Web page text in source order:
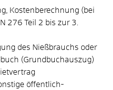
Kostenberechnung (bei
276 Teil 2 bis zur 3.
des Nießbrauchs oder
(Grundbuchauszug)
öffentlich-